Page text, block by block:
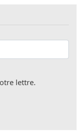
lettre.